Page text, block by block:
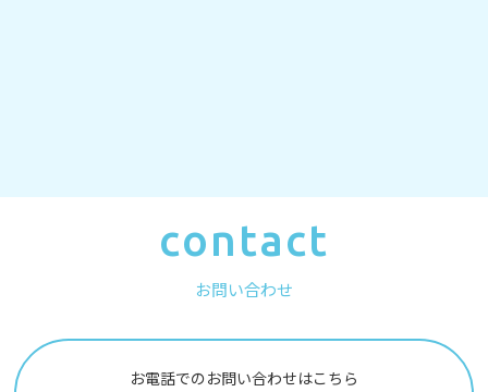
contact
お問い合わせ
お電話でのお問い合わせはこちら